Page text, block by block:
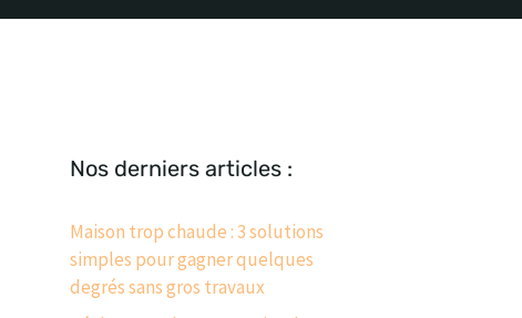
Nos derniers articles :
Maison trop chaude : 3 solutions
simples pour gagner quelques
degrés sans gros travaux